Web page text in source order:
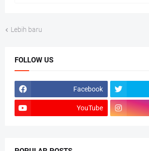
Lebih baru
FOLLOW US
Facebook
YouTube